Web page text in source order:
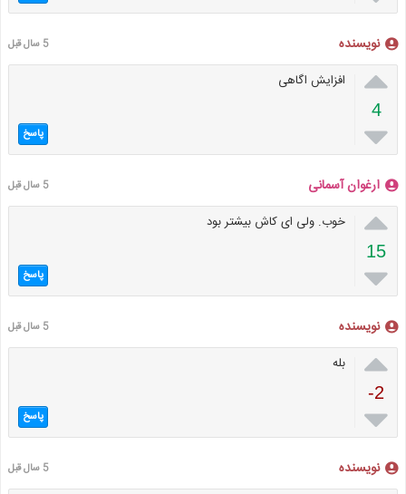
نویسنده 5 سال قبل

4

افزایش اگاهی
پاسخ
ارغوان آسمانی 5 سال قبل

15

خوب. ولی ای کاش بیشتر بود
پاسخ
نویسنده 5 سال قبل

-2

بله
پاسخ
نویسنده 5 سال قبل